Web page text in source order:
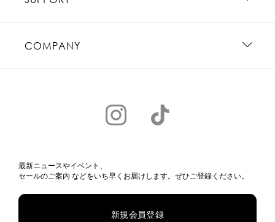
COMPANY
最新ニュースやイベント、
セールのご案内 などをいち早くお届けします。ぜひご登録ください。
新規会員登録